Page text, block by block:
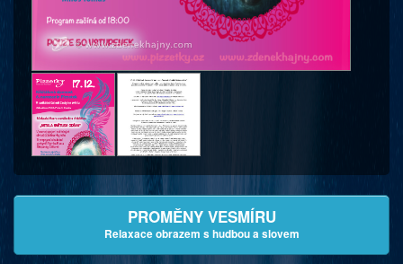
PROMĚNY VESMÍRU
Relaxace obrazem s hudbou a slovem